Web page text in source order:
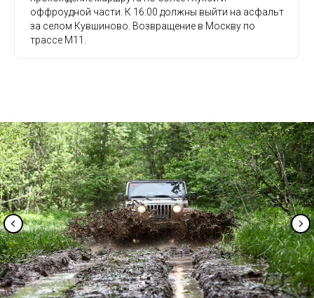
оффроудной части. К 16:00 должны выйти на асфальт
за селом Кувшиново. Возвращение в Москву по
трассе М11.